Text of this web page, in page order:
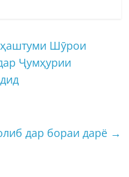
Шӯрои
Ҷумҳурии
дар бораи дарё →